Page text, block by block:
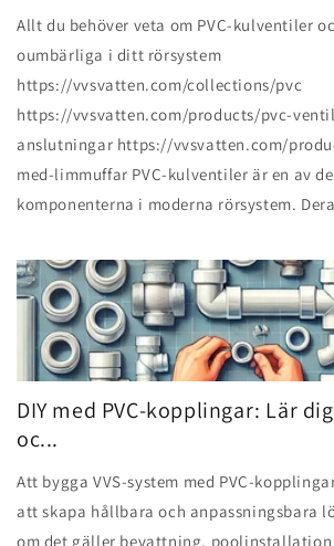
Allt du behöver veta om PVC-kulventiler
oumbärliga i ditt rörsystem
https://vvsvatten.com/collections/pvc
https://vvsvatten.com/products/pvc-
anslutningar https://vvsvatten.com/
med-limmuffar PVC-kulventiler är en av
komponenterna i moderna rörsystem.
DIY med PVC-kopplingar: Lär
oc...
Att bygga VVS-system med PVC-
att skapa hållbara och anpassningsbara
om det gäller bevattning,